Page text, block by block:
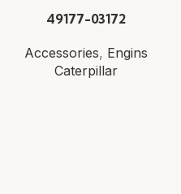
49177-03172
Accessories, Engins
Caterpillar